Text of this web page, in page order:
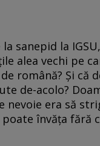
sanepid la
alea vechi pe
română? Și că
de-acolo?
nevoie era să
poate învăța fără